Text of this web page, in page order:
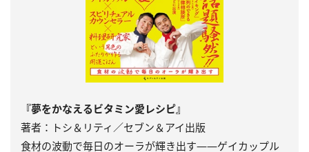
『夢をかなえるビタミン愛レシピ』
著者：トシ＆リティ／セブン＆アイ出版
食材の波動で毎日のオーラが輝き出す――ゲイカップル